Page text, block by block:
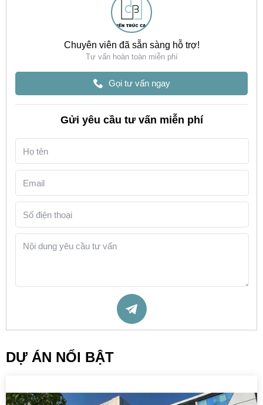
Chuyên viên đã sẵn sàng hỗ trợ!
Tư vấn hoàn toàn miễn phí
Gọi tư vấn ngay
Gửi yêu cầu tư vấn miễn phí
DỰ ÁN NỔI BẬT